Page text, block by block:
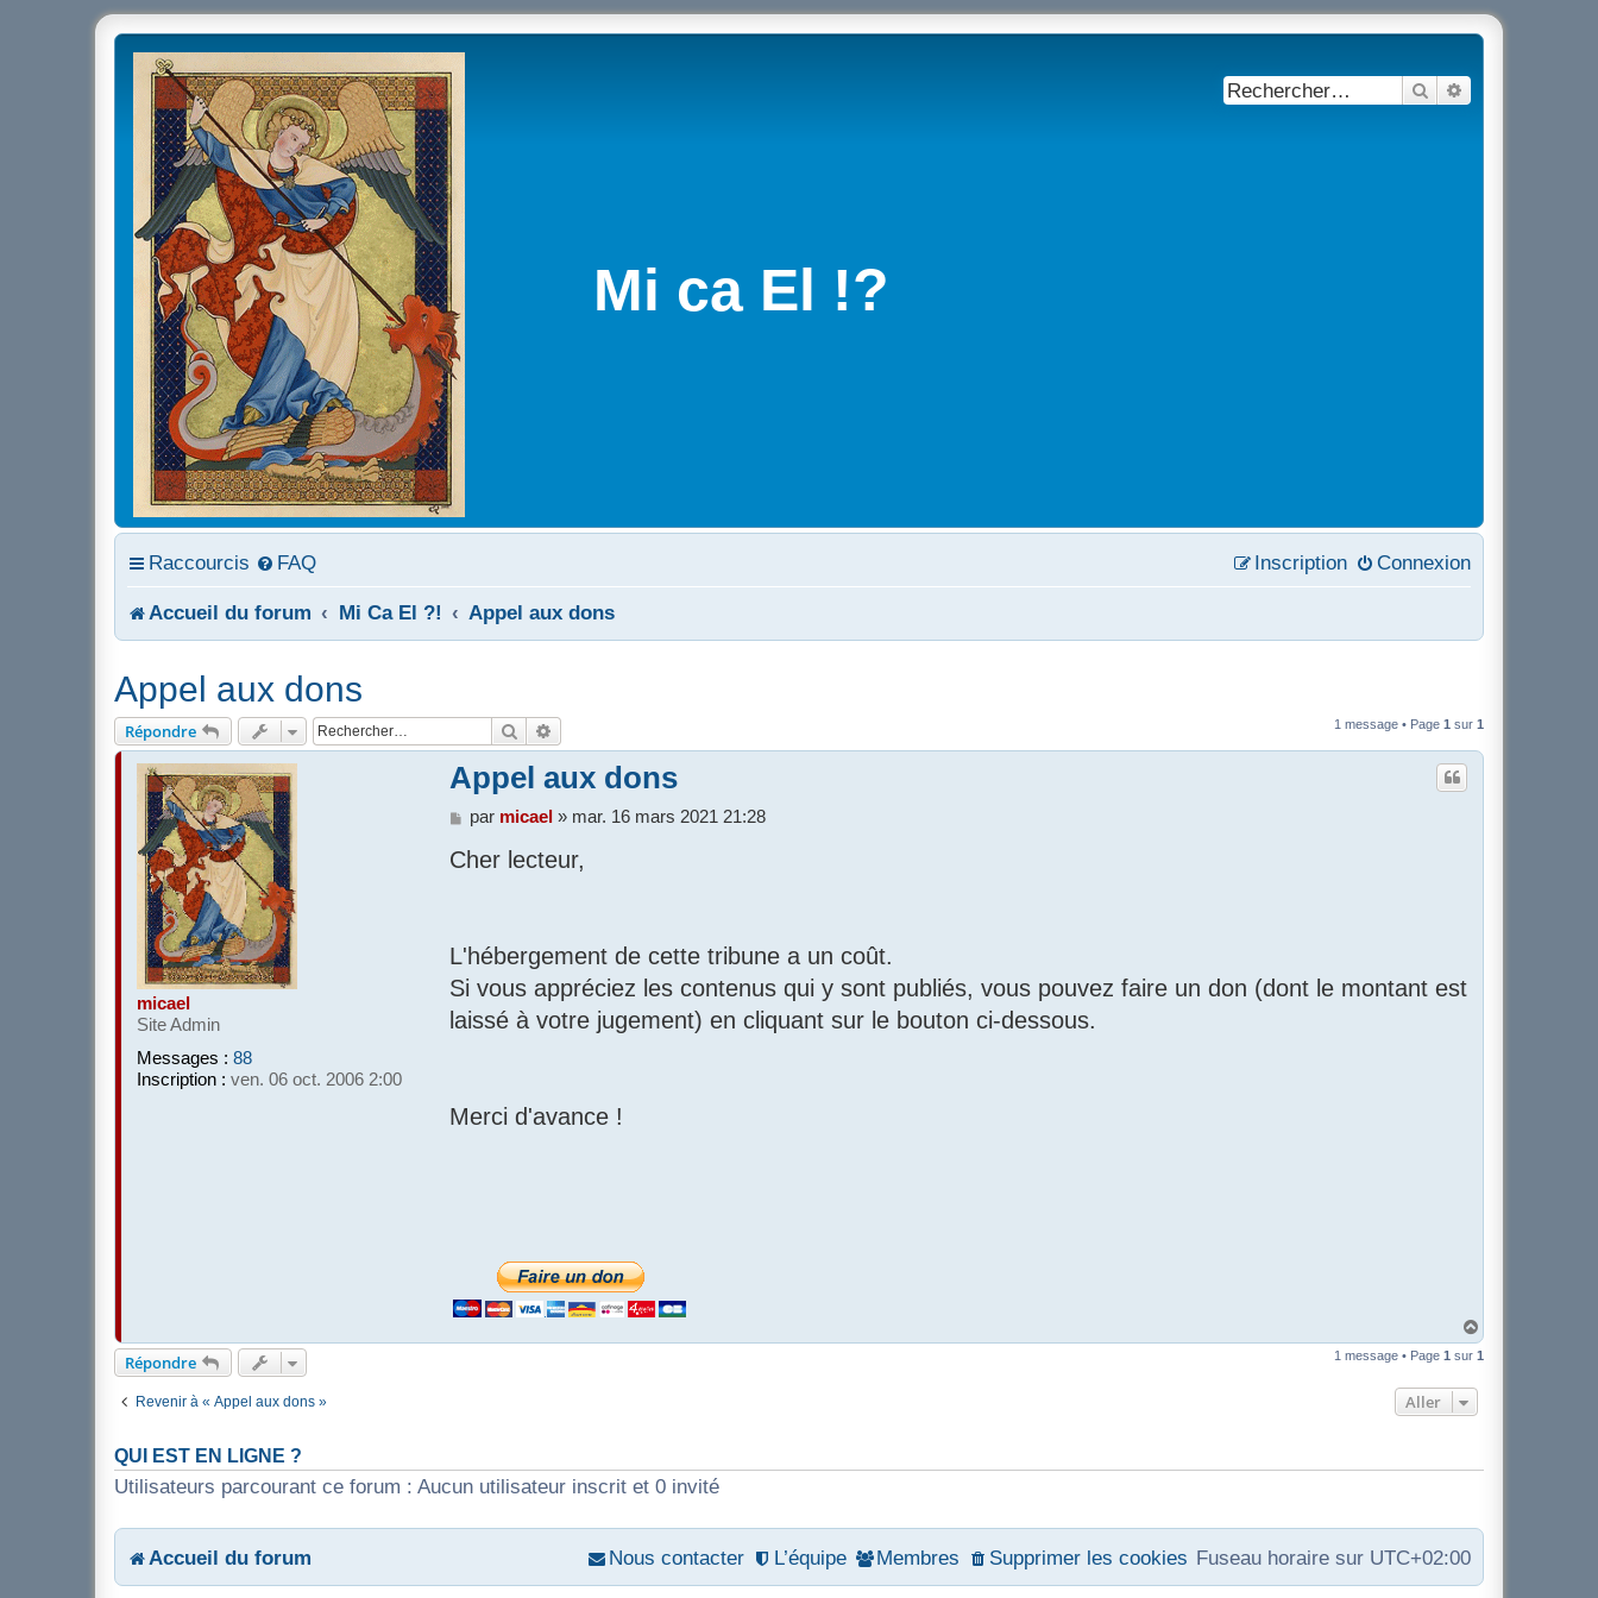
Mi ca El !?
Rechercher
Raccourcis FAQ Connexion
Inscription
Accueil du forum Mi Ca El ?! Appel aux dons
Appel aux dons
Répondre Rechercher 1 message • Page 1 sur 1
micael
Site Admin
Messages : 88
Inscription : ven. 06 oct. 2006 2:00
Appel aux dons
M
s
e
par micael » mar. 16 mars 2021 21:28
Cher lecteur,
L'hébergement de cette tribune a un coût.
Si vous appréciez les contenus qui y sont publiés, vous pouvez faire un don (dont le montant est
laissé à votre jugement) en cliquant sur le bouton ci-dessous.
Merci d'avance !
a
u
Répondre 1 message • Page 1 sur 1
Revenir à « Appel aux dons » Aller
QUI EST EN LIGNE ?
Utilisateurs parcourant ce forum : Aucun utilisateur inscrit et 0 invité
Accueil du forum Fuseau horaire sur UTC+02:00
Supprimer les cookies
Membres
L’équipe
Nous contacter